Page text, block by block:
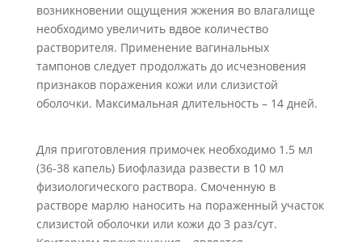
возникновении ощущения жжения во влагалище
необходимо увеличить вдвое количество
растворителя. Применение вагинальных
тампонов следует продолжать до исчезновения
признаков поражения кожи или слизистой
оболочки. Максимальная длительность – 14 дней.
Для приготовления примочек необходимо 1.5 мл
(36-38 капель) Биофлазида развести в 10 мл
физиологического раствора. Смоченную в
растворе марлю наносить на пораженный участок
слизистой оболочки или кожи до 3 раз/сут.